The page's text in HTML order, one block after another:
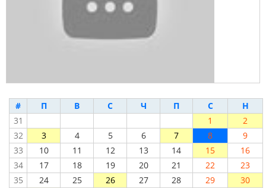
# П В С Ч П С
Н
31
1
2
32
3 4 5 6 7 8
9
33
10 11 12 13 14 15
16
34
17 18 19 20 21 22
23
35
24 25 26 27 28 29
30